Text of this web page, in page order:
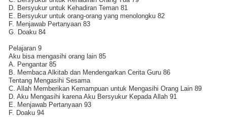
D. Bersyukur untuk Kehadiran Teman 81
E. Bersyukur untuk orang-orang yang menolongku 82
F. Menjawab Pertanyaan 83
G. Doaku 84
Pelajaran 9
Aku bisa mengasihi orang lain 85
A. Pengantar 85
B. Membaca Alkitab dan Mendengarkan Cerita Guru 86
Tentang Mengasihi Sesama
C. Allah Memberikan Kemampuan untuk Mengasihi Orang Lain 89
D. Aku Mengasihi karena Aku Bersyukur Kepada Allah 91
E. Menjawab Pertanyaan 93
F. Doaku 94